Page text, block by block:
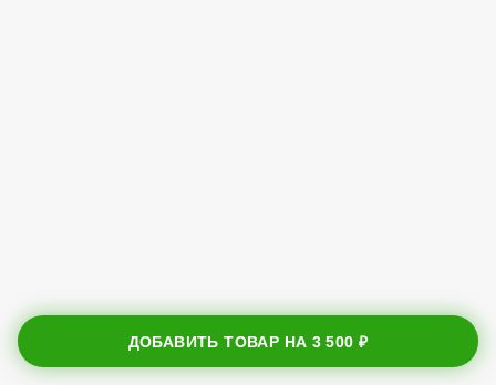
ДОБАВИТЬ ТОВАР НА 3 500 ₽